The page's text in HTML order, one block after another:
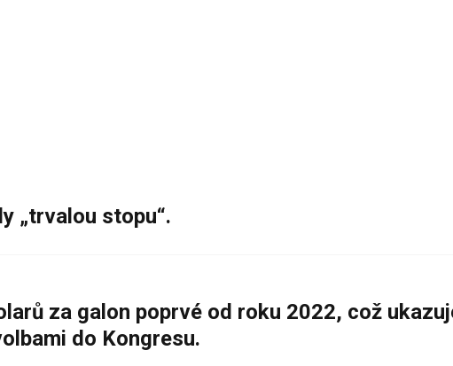
„trvalou stopu“.
za galon poprvé od roku 2022, což
do Kongresu.